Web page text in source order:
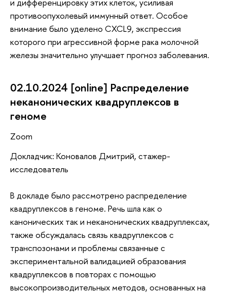
и дифференцировку этих клеток, усиливая
противоопухолевый иммунный ответ. Особое
внимание было уделено CXCL9, экспрессия
которого при агрессивной форме рака молочной
железы значительно улучшает прогноз заболевания.
02.10.2024 [online] Распределение
неканонических квадруплексов в
геноме
Zoom
Докладчик: Коновалов Дмитрий, стажер-
исследователь
В докладе было рассмотрено распределение
квадруплексов в геноме. Речь шла как о
канонических так и неканонических квадруплексах,
также обсуждалась связь квадруплексов с
транспозонами и проблемы связанные с
экспериментальной валидацией образования
квадруплексов в повторах с помощью
высокопроизводительных методов, основанных на